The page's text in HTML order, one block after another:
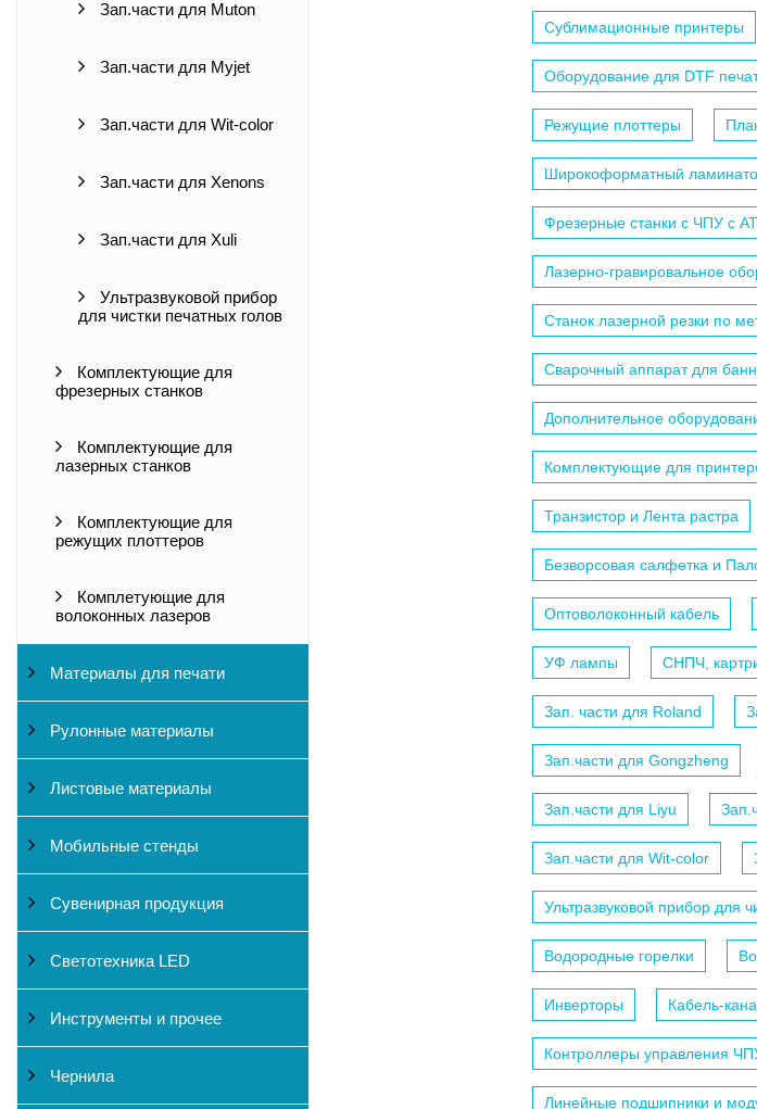
Зап.части для Muton
Зап.части для Myjet
Зап.части для Wit-color
Зап.части для Xenons
Зап.части для Xuli
Ультразвуковой прибор
для чистки печатных голов
Комплектующие для
фрезерных станков
Комплектующие для
лазерных станков
Комплектующие для
режущих плоттеров
Комплетующие для
волоконных лазеров
Материалы для печати
Рулонные материалы
Листовые материалы
Мобильные стенды
Сувенирная продукция
Светотехника LED
Инструменты и прочее
Чернила
Сублимационные принтеры
Оборудование для DTF
Режущие плоттеры
Широкоформатный
Фрезерные станки с ЧПУ c
Лазерно-гравировальное
Станок лазерной резки по
Сварочный аппарат для
Дополнительное
Комплектующие для
Транзистор и Лента растра
Безворсовая салфетка и
Оптоволоконный кабель
УФ лампы СНПЧ,
Зап. части для Roland
Зап.части для Gongzheng
Зап.части для Liyu
Зап.части для Wit-color
Ультразвуковой прибор для
Водородные горелки
Инверторы Кабель-
Контроллеры управления
Линейные подшипники и